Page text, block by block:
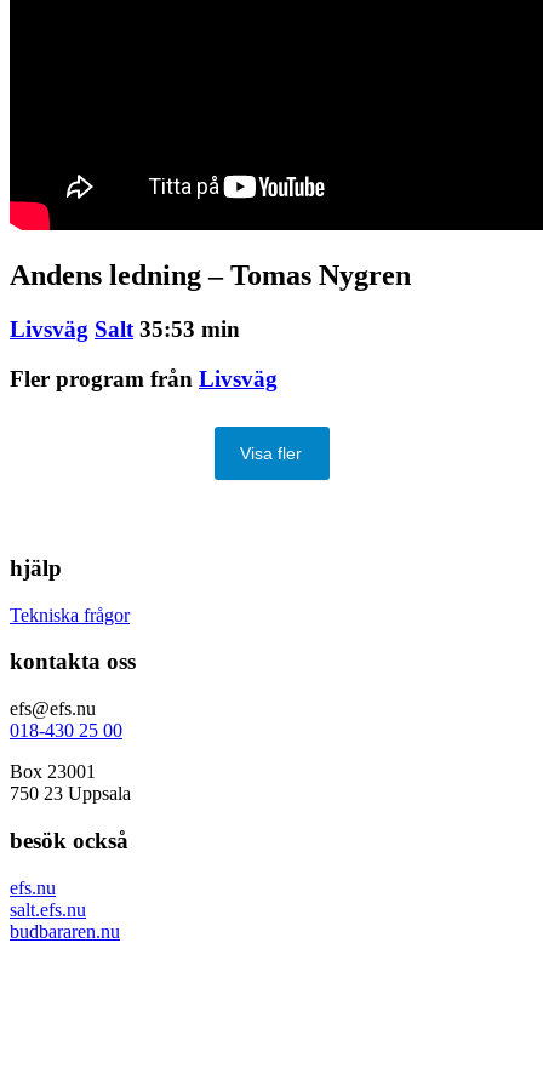
Andens ledning – Tomas Nygren
Livsväg Salt 35:53 min
Fler program från Livsväg
Visa fler
hjälp
Tekniska frågor
kontakta oss
efs@efs.nu
018-430 25 00
Box 23001
750 23 Uppsala
besök också
efs.nu
salt.efs.nu
budbararen.nu